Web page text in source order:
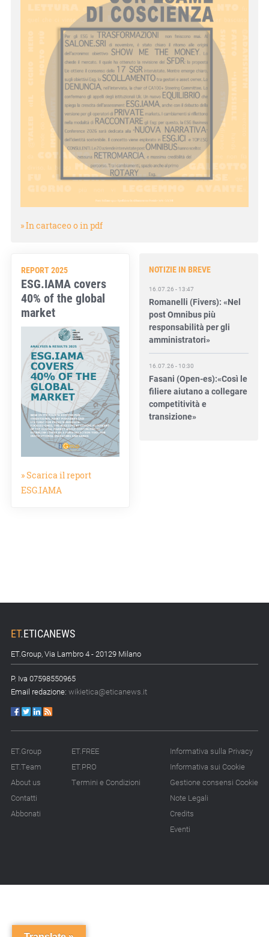
» In cartaceo o in pdf
REPORT 2025
ESG.IAMA covers
40% of the global
market
» Scarica il report
ESG.IAMA
NOTIZIE IN BREVE
Romanelli (Fivers): «Nel
post Omnibus più
responsabilità per gli
amministratori»
Fasani (Open-es):«Così le
filiere aiutano a collegare
competitività e
transizione»
scorte
degli investimenti»
appuntamenti
Mcc colloca social bond
da 500 mln
14.07.26 - 8:00
factor nelle garanzie
Micalizio (Ramboll):
ET.ETICANEWS
ET.Group, Via Lambro 4 - 20129 Milano
P. Iva 07598550965
Email redazione: wikietica@eticanews.it
ET.Group
ET.Team
About us
Contatti
Abbonati
ET.FREE
ET.PRO
Termini e Condizioni
Informativa sulla Privacy
Informativa sui Cookie
Gestione consensi Cookie
Note Legali
Credits
Eventi